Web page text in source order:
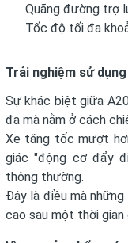
Quãng đường trợ
Tốc độ tối đa
Trải nghiệm sử
Sự khác biệt giữa
đa mà nằm ở cách
Xe tăng tốc mượt
giác "động cơ đẩy
thông thường.
Đây là điều mà
cao sau một thời gian